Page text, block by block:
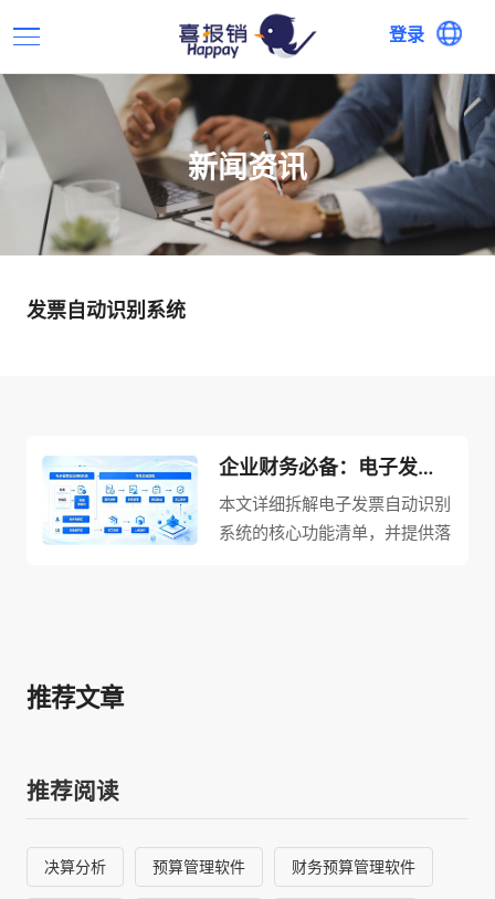
登录
新闻资讯
发票自动识别系统
企业财务必备：电子发票自动识别系统功能清单与落地实操指南
本文详细拆解电子发票自动识别
系统的核心功能清单，并提供落
伪、重复、抬头、连号、逾期
等），可自定义组合与管控强
度，实现“采集即稽核”；落地应
推荐文章
推荐阅读
决算分析 预算管理软件 财务预算管理软件